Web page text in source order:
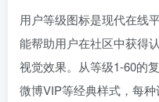
用户等级图标是现代在线
能帮助用户在社区中获得
视觉效果。从等级1-60的
微博VIP等经典样式，每